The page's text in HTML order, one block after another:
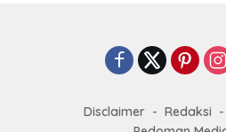
Disclaimer Redaksi